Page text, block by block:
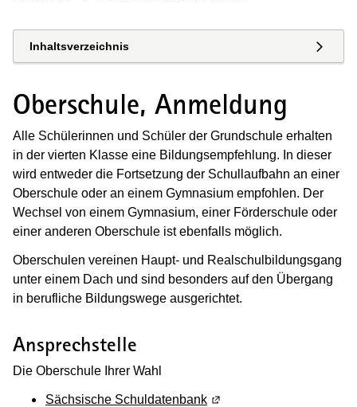
Inhaltsverzeichnis
Oberschule, Anmeldung
Alle Schülerinnen und Schüler der Grundschule erhalten
in der vierten Klasse eine Bildungsempfehlung. In dieser
wird entweder die Fortsetzung der Schullaufbahn an einer
Oberschule oder an einem Gymnasium empfohlen. Der
Wechsel von einem Gymnasium, einer Förderschule oder
einer anderen Oberschule ist ebenfalls möglich.
Oberschulen vereinen Haupt- und Realschulbildungsgang
unter einem Dach und sind besonders auf den Übergang
in berufliche Bildungswege ausgerichtet.
Ansprechstelle
Die Oberschule Ihrer Wahl
Sächsische Schuldatenbank (Wird in einem neuen